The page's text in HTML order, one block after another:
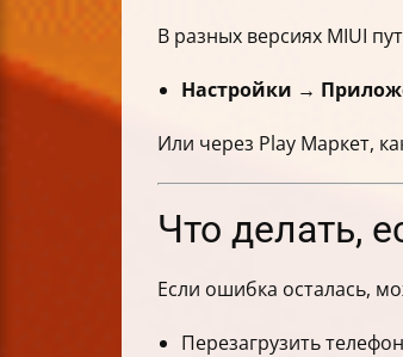
В разных версиях MIUI
Настройки →
Или через Play Маркет,
Что делать,
Если ошибка осталась,
Перезагрузить телефон